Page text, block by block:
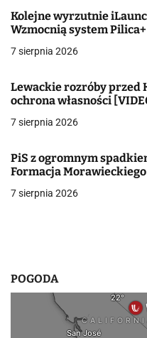
a
c
a
w
i
s
Kolejne wyrzutnie
Wzmocnią system Pilica+
7 sierpnia 2026
Lewackie rozróby przed
ochrona własności
7 sierpnia 2026
PiS z ogromnym
Formacja
7 sierpnia 2026
POGODA